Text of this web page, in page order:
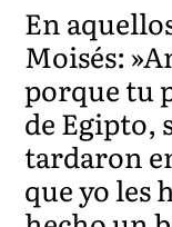
En
Moisés:
porque tu
de Egipto,
tardaron
que yo les